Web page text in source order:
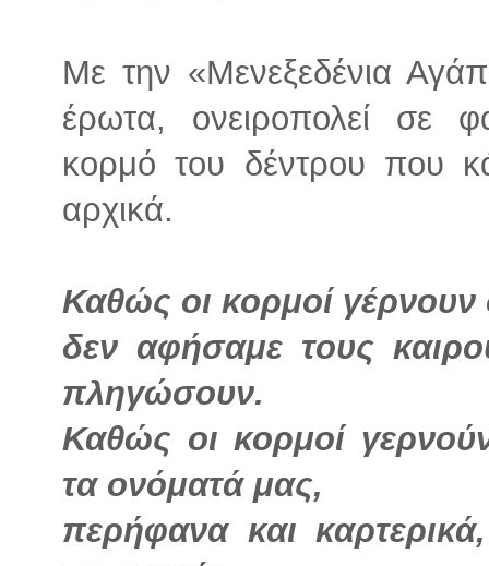
Με την «Μενεξεδένια
έρωτα, ονειροπολεί σε
κορμό του δέντρου που
αρχικά.
Καθώς οι κορμοί
δεν αφήσαμε τους
πληγώσουν.
Καθώς οι κορμοί
τα ονόματά μας,
περήφανα και